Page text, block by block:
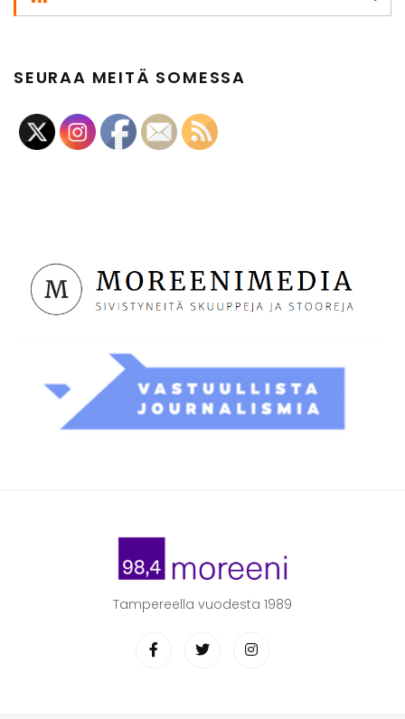
SEURAA MEITÄ SOMESSA
Tampereella vuodesta 1989